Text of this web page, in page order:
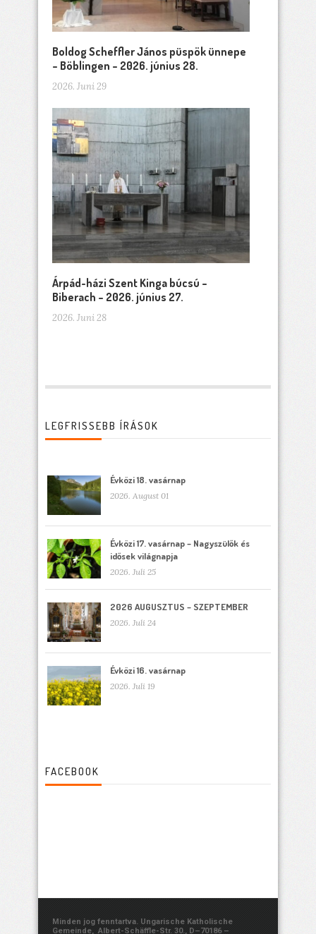
Boldog Scheffler János püspök ünnepe
– Böblingen – 2026. június 28.
2026. Juni 29
Árpád-házi Szent Kinga búcsú –
Biberach – 2026. június 27.
2026. Juni 28
LEGFRISSEBB ÍRÁSOK
Évközi 18. vasárnap
2026. August 01
Évközi 17. vasárnap – Nagyszülők és
idősek világnapja
2026. Juli 25
2026 AUGUSZTUS – SZEPTEMBER
2026. Juli 24
Évközi 16. vasárnap
2026. Juli 19
FACEBOOK
Minden jog fenntartva. Ungarische Katholische
Gemeinde, Albert-Schäffle-Str. 30., D–70186 –